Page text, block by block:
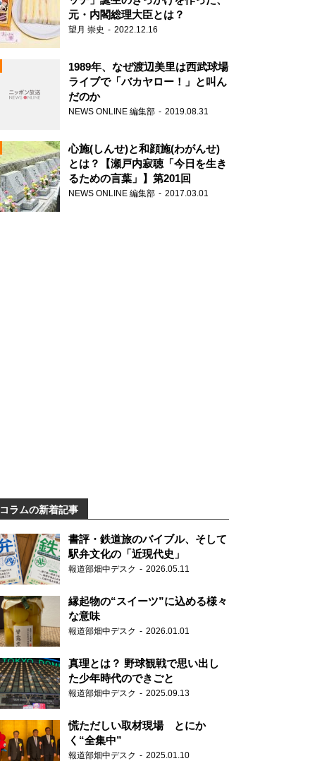
元・内閣総理大臣とは？
望月 崇史 2022.12.16
1989年、なぜ渡辺美里は西武球場
ライブで「バカヤロー！」と叫ん
だのか
NEWS ONLINE 編集部 2019.08.31
心施(しんせ)と和顔施(わがんせ)
とは？【瀬戸内寂聴「今日を生き
るための言葉」】第201回
NEWS ONLINE 編集部 2017.03.01
コラムの新着記事
書評・鉄道旅のバイブル、そして
駅弁文化の「近現代史」
報道部畑中デスク 2026.05.11
縁起物の“スイーツ”に込める様々
な意味
報道部畑中デスク 2026.01.01
真理とは？ 野球観戦で思い出し
た少年時代のできごと
報道部畑中デスク 2025.09.13
慌ただしい取材現場 とにか
く“全集中”
報道部畑中デスク 2025.01.10